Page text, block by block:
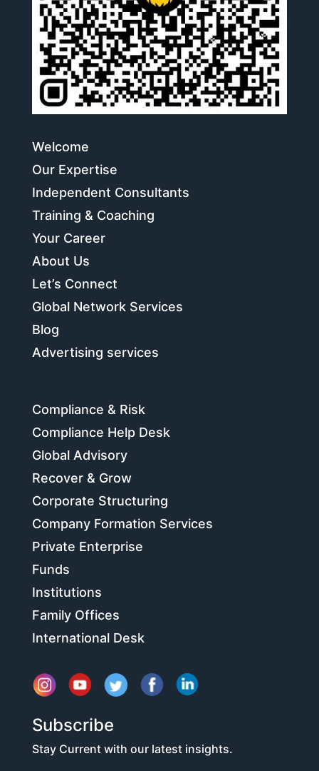
Welcome
Our Expertise
Independent Consultants
Training & Coaching
Your Career
About Us
Let’s Connect
Global Network Services
Blog
Advertising services
Compliance & Risk
Compliance Help Desk
Global Advisory
Recover & Grow
Corporate Structuring
Company Formation Services
Private Enterprise
Funds
Institutions
Family Offices
International Desk
Subscribe
Stay Current with our latest insights.